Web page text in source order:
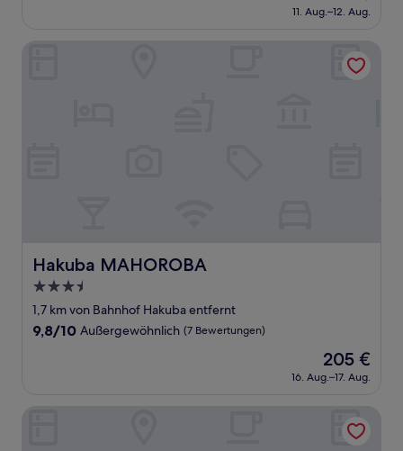
Bewertungen)
Preis
beträgt
11. Aug.–12. Aug.
Hakuba MAHOROBA
Hakuba MAHOROBA
3.5-
Sterne-
Unterkunft
1,7 km von Bahnhof Hakuba entfernt
9.8
Bewertungen)
9,8/10 Außergewöhnlich (7 Bewertungen)
Der
Preis
beträgt
205 €
16. Aug.–17. Aug.